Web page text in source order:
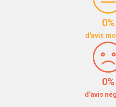
0%
d'avis
0%
d'avis